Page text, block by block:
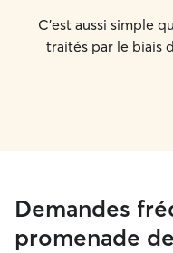
C'est aussi simple
traités par le biais
Demandes
promenade